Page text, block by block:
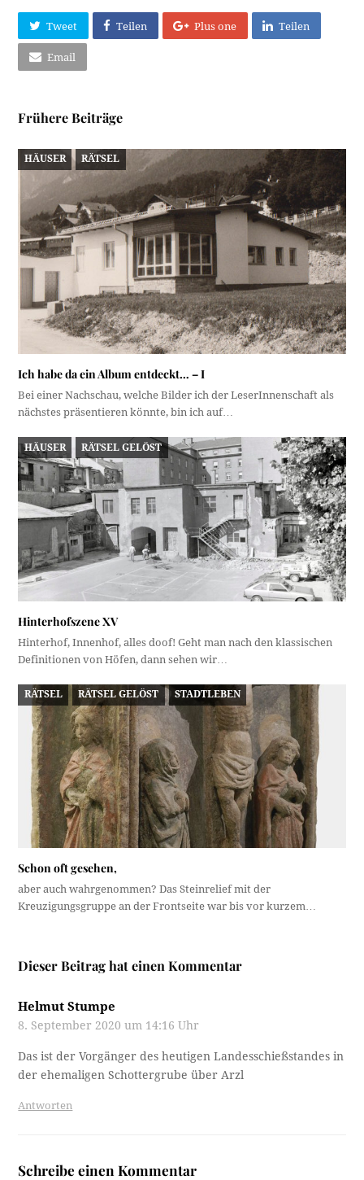
Tweet Teilen Plus one Teilen
Email
Frühere Beiträge
HÄUSER RÄTSEL
Ich habe da ein Album entdeckt… – I
Bei einer Nachschau, welche Bilder ich der LeserInnenschaft als
nächstes präsentieren könnte, bin ich auf…
HÄUSER RÄTSEL GELÖST
Hinterhofszene XV
Hinterhof, Innenhof, alles doof! Geht man nach den klassischen
Definitionen von Höfen, dann sehen wir…
RÄTSEL RÄTSEL GELÖST STADTLEBEN
Schon oft gesehen,
aber auch wahrgenommen? Das Steinrelief mit der
Kreuzigungsgruppe an der Frontseite war bis vor kurzem…
Dieser Beitrag hat einen Kommentar
Helmut Stumpe
8. September 2020 um 14:16 Uhr
Das ist der Vorgänger des heutigen Landesschießstandes in
der ehemaligen Schottergrube über Arzl
Antworten
Schreibe einen Kommentar